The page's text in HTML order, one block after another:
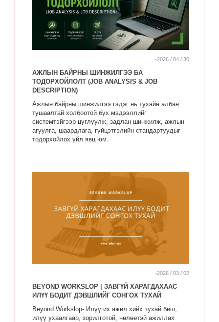
-2026 / 04 / 30
АЖЛЫН БАЙРНЫ ШИНЖИЛГЭЭ БА
ТОДОРХОЙЛОЛТ (JOB ANALYSIS & JOB
DESCRIPTION)
Ажлын байрны шинжилгээ гэдэг нь тухайн албан
тушаалтай холбоотой бүх мэдээллийг
системтэйгээр цуглуулж, задлан шинжилж, ажлын
агуулга, шаардлага, гүйцэтгэлийн стандартуудыг
тодорхойлох үйл явц юм.
-2026 / 03 / 02
BEYOND WORKSLOP | ЗАВГҮЙ ХАРАГДАХААС
ИЛҮҮ БОДИТ ДЭВШЛИЙГ СОНГОХ ТУХАЙ
Beyond Workslop- Илүү их ажил хийх тухай биш,
илүү ухаалгаар, зорилготой, нөлөөтэй ажиллах